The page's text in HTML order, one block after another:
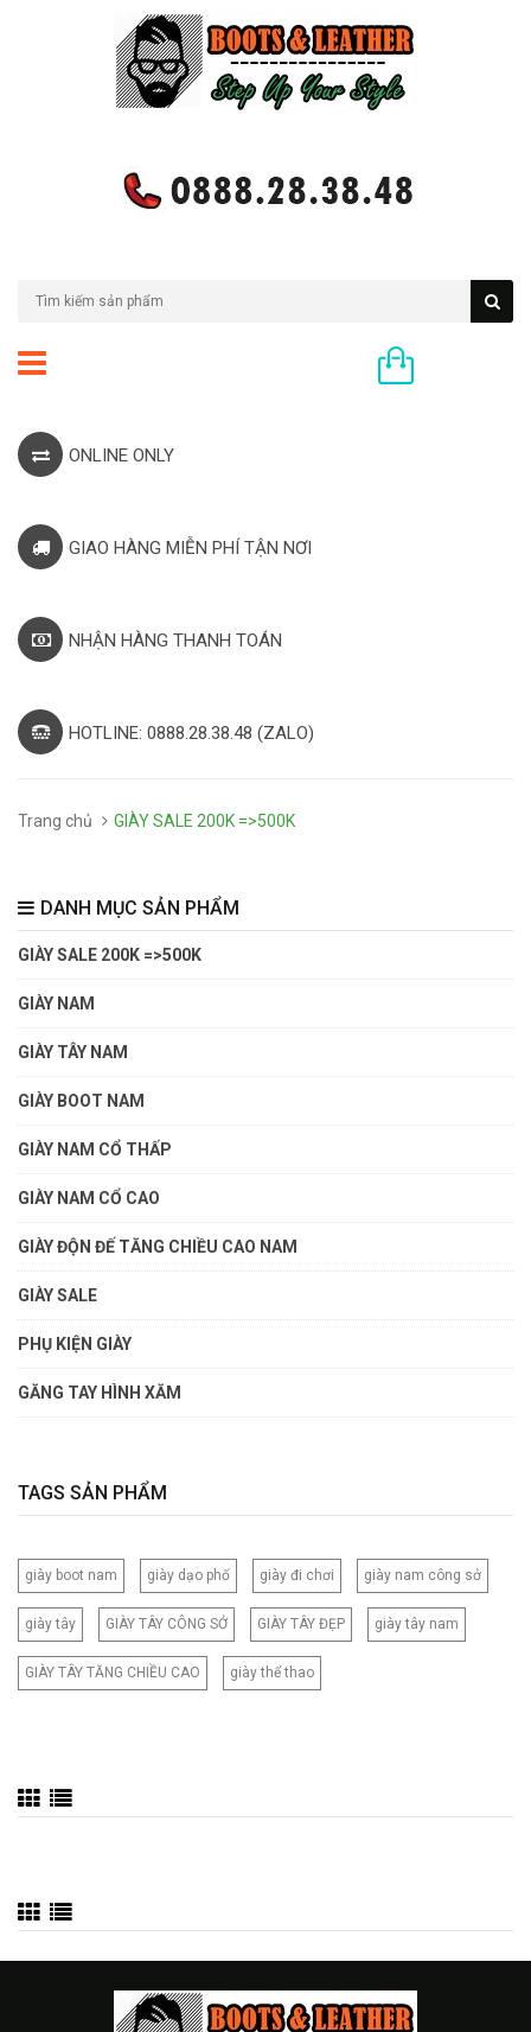
ONLINE ONLY
GIAO HÀNG MIỄN PHÍ TẬN NƠI
NHẬN HÀNG THANH TOÁN
HOTLINE: 0888.28.38.48 (ZALO)
Trang chủ GIÀY SALE 200K =>500K
DANH MỤC SẢN PHẨM
GIÀY SALE 200K =>500K
GIÀY NAM
GIÀY TÂY NAM
GIÀY BOOT NAM
GIÀY NAM CỔ THẤP
GIÀY NAM CỔ CAO
GIÀY ĐỘN ĐẾ TĂNG CHIỀU CAO NAM
GIÀY SALE
PHỤ KIỆN GIÀY
GĂNG TAY HÌNH XĂM
TAGS SẢN PHẨM
giày boot nam giày dạo phố giày đi chơi giày nam công sở
giày tây GIÀY TÂY CÔNG SỞ GIÀY TÂY ĐẸP giày tây nam
GIÀY TÂY TĂNG CHIỀU CAO giày thể thao